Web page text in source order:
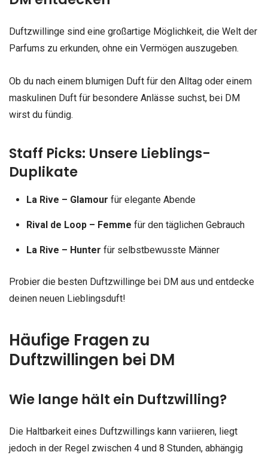
Duftzwillinge sind eine großartige Möglichkeit, die Welt der
Parfums zu erkunden, ohne ein Vermögen auszugeben.
Ob du nach einem blumigen Duft für den Alltag oder einem
maskulinen Duft für besondere Anlässe suchst, bei DM
wirst du fündig.
Staff Picks: Unsere Lieblings-
Duplikate
La Rive – Glamour für elegante Abende
Rival de Loop – Femme für den täglichen Gebrauch
La Rive – Hunter für selbstbewusste Männer
Probier die besten Duftzwillinge bei DM aus und entdecke
deinen neuen Lieblingsduft!
Häufige Fragen zu
Duftzwillingen bei DM
Wie lange hält ein Duftzwilling?
Die Haltbarkeit eines Duftzwillings kann variieren, liegt
jedoch in der Regel zwischen 4 und 8 Stunden, abhängig